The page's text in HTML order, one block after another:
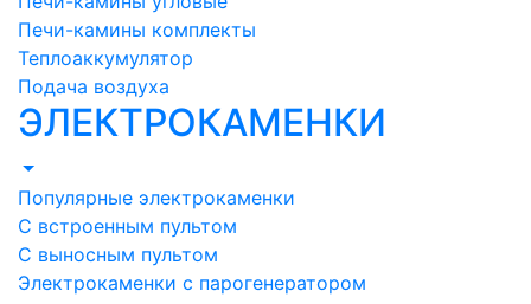
Печи-камины комплекты
Теплоаккумулятор
Подача воздуха
ЭЛЕКТРОКАМЕНКИ
Популярные электрокаменки
С встроенным пультом
С выносным пультом
Электрокаменки с парогенератором